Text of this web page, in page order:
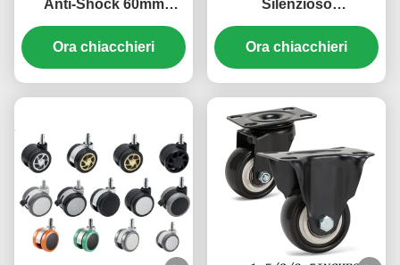
Anti-Shock 60mm
Silenzioso
Funzionamento a filo
Stem Caster Wheel per
Ora chiacchieri
Silenzioso
funzionamento ruota a
filo per mobili
Ora chiacchieri